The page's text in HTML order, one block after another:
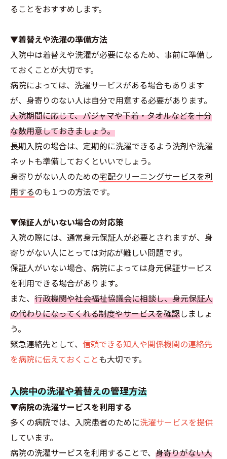
ることをおすすめします。
▼着替えや洗濯の準備方法
入院中は着替えや洗濯が必要になるため、事前に準備し
ておくことが大切です。
病院によっては、洗濯サービスがある場合もあります
が、身寄りのない人は自分で用意する必要があります。
入院期間に応じて、パジャマや下着・タオルなどを十分
な数用意しておきましょう。
長期入院の場合は、定期的に洗濯できるよう洗剤や洗濯
ネットも準備しておくといいでしょう。
身寄りがない人のための宅配クリーニングサービスを利
用するのも１つの方法です。
▼保証人がいない場合の対応策
入院の際には、通常身元保証人が必要とされますが、身
寄りがない人にとっては対応が難しい問題です。
保証人がいない場合、病院によっては身元保証サービス
を利用できる場合があります。
また、 行政機関や社会福祉協議会に相談し、身元保証人
の代わりになってくれる制度やサービスを確認しましょ
う。
緊急連絡先として、 信頼できる知人や関係機関の連絡先
を病院に伝えておくことも大切です。
入院中の洗濯や着替えの管理方法
▼病院の洗濯サービスを利用する
多くの病院では、入院患者のために洗濯サービスを提供
しています。
病院の洗濯サービスを利用することで、 身寄りがない人